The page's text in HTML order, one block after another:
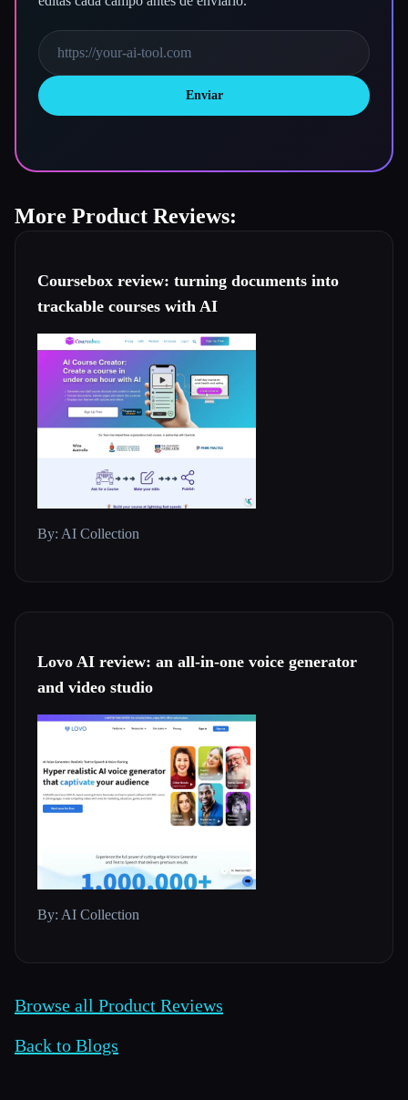
Enviar
More Product Reviews:
Coursebox review: turning documents into
trackable courses with AI
By: AI Collection
Lovo AI review: an all-in-one voice generator
and video studio
By: AI Collection
Browse all Product Reviews
Back to Blogs